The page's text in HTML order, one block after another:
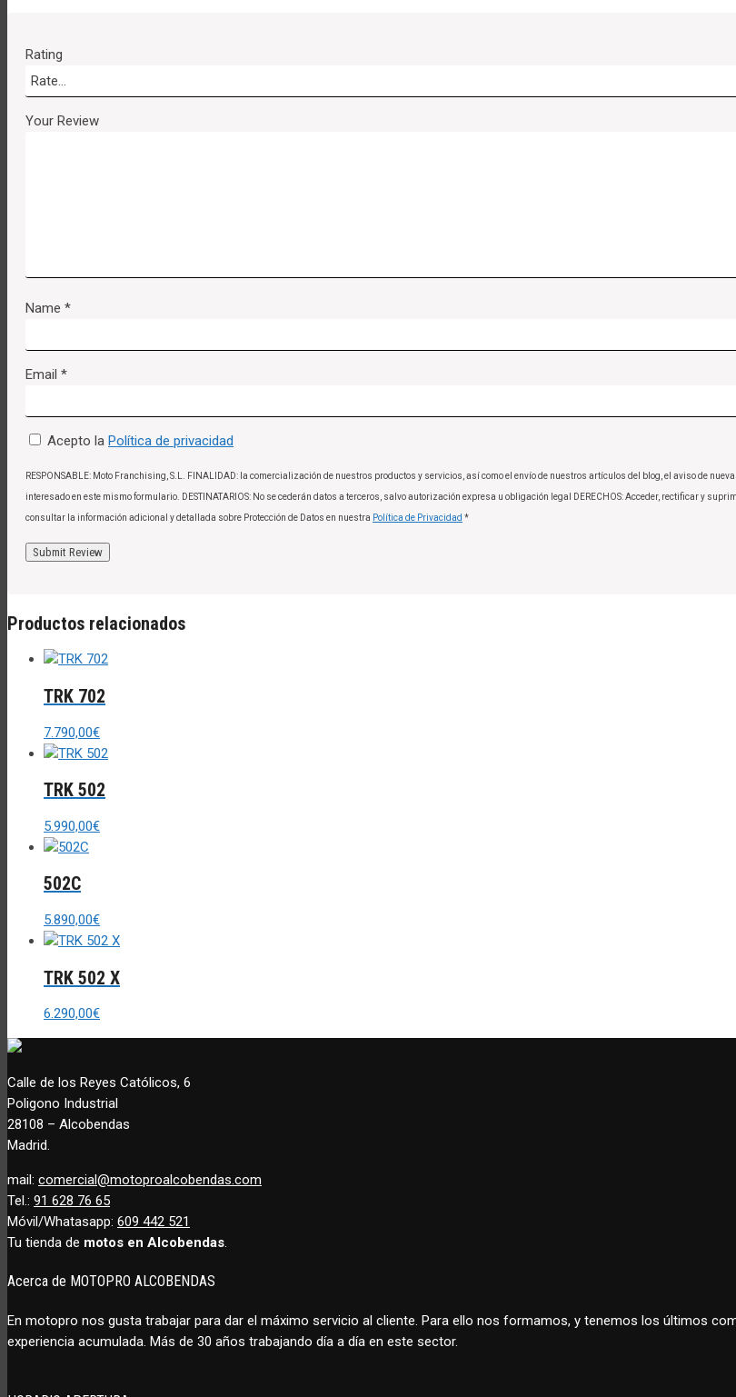
Rating
Your Review
Name *
Email *
Acepto la Política de privacidad
RESPONSABLE: Moto Franchising, S.L. FINALIDAD: la comercialización de nuestros productos y servicios, así como el envío de nuestros artículos del blog, el aviso de
interesado en este mismo formulario. DESTINATARIOS: No se cederán datos a terceros, salvo autorización expresa u obligación legal DERECHOS: Acceder, rectificar y
consultar la información adicional y detallada sobre Protección de Datos en nuestra Política de Privacidad *
Productos relacionados
TRK 702
7.790,00€
TRK 502
5.990,00€
502C
5.890,00€
TRK 502 X
6.290,00€
Calle de los Reyes Católicos, 6
Poligono Industrial
28108 – Alcobendas
Madrid.
mail: comercial@motoproalcobendas.com
Tel.: 91 628 76 65
Móvil/Whatasapp: 609 442 521
Tu tienda de motos en Alcobendas.
Acerca de MOTOPRO ALCOBENDAS
En motopro nos gusta trabajar para dar el máximo servicio al cliente. Para ello nos formamos, y tenemos los últimos
experiencia acumulada. Más de 30 años trabajando día a día en este sector.